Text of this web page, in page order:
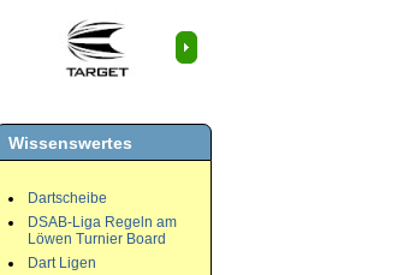
Wissenswertes
Dartscheibe
DSAB-Liga Regeln am
Löwen Turnier Board
Dart Ligen